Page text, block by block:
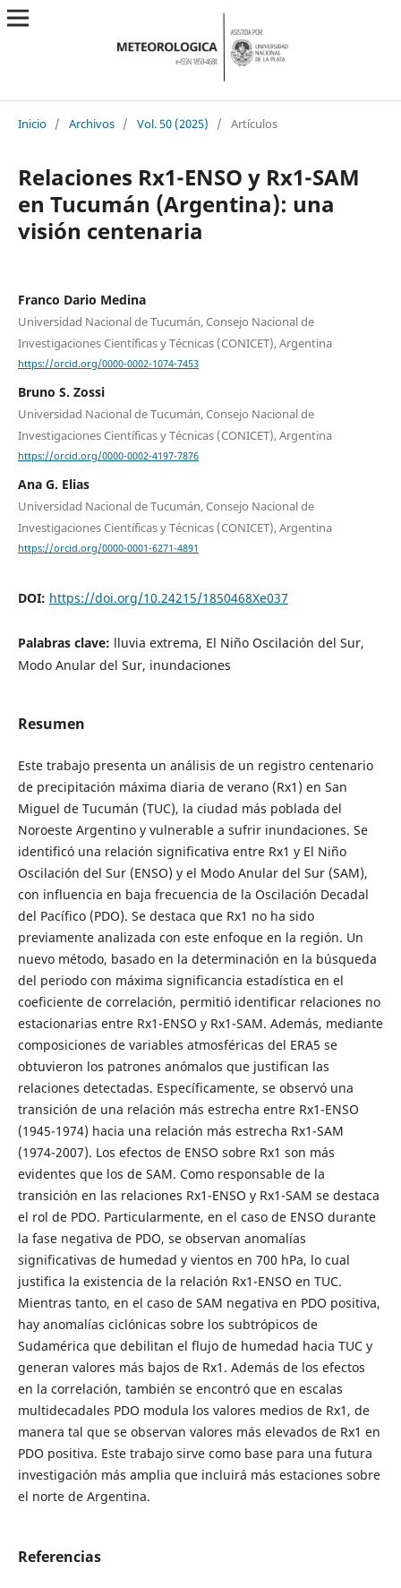
Inicio / Archivos / Vol. 50 (2025) / Artículos
Relaciones Rx1-ENSO y Rx1-SAM
en Tucumán (Argentina): una
visión centenaria
Franco Dario Medina
Universidad Nacional de Tucumán, Consejo Nacional de
Investigaciones Científicas y Técnicas (CONICET), Argentina
https://orcid.org/0000-0002-1074-7453
Bruno S. Zossi
Universidad Nacional de Tucumán, Consejo Nacional de
Investigaciones Científicas y Técnicas (CONICET), Argentina
https://orcid.org/0000-0002-4197-7876
Ana G. Elias
Universidad Nacional de Tucumán, Consejo Nacional de
Investigaciones Científicas y Técnicas (CONICET), Argentina
https://orcid.org/0000-0001-6271-4891
DOI: https://doi.org/10.24215/1850468Xe037
Palabras clave: lluvia extrema, El Niño Oscilación del Sur,
Modo Anular del Sur, inundaciones
Resumen
Este trabajo presenta un análisis de un registro centenario
de precipitación máxima diaria de verano (Rx1) en San
Miguel de Tucumán (TUC), la ciudad más poblada del
Noroeste Argentino y vulnerable a sufrir inundaciones. Se
identificó una relación significativa entre Rx1 y El Niño
Oscilación del Sur (ENSO) y el Modo Anular del Sur (SAM),
con influencia en baja frecuencia de la Oscilación Decadal
del Pacífico (PDO). Se destaca que Rx1 no ha sido
previamente analizada con este enfoque en la región. Un
nuevo método, basado en la determinación en la búsqueda
del periodo con máxima significancia estadística en el
coeficiente de correlación, permitió identificar relaciones no
estacionarias entre Rx1-ENSO y Rx1-SAM. Además, mediante
composiciones de variables atmosféricas del ERA5 se
obtuvieron los patrones anómalos que justifican las
relaciones detectadas. Específicamente, se observó una
transición de una relación más estrecha entre Rx1-ENSO
(1945-1974) hacia una relación más estrecha Rx1-SAM
(1974-2007). Los efectos de ENSO sobre Rx1 son más
evidentes que los de SAM. Como responsable de la
transición en las relaciones Rx1-ENSO y Rx1-SAM se destaca
el rol de PDO. Particularmente, en el caso de ENSO durante
la fase negativa de PDO, se observan anomalías
significativas de humedad y vientos en 700 hPa, lo cual
justifica la existencia de la relación Rx1-ENSO en TUC.
Mientras tanto, en el caso de SAM negativa en PDO positiva,
hay anomalías ciclónicas sobre los subtrópicos de
Sudamérica que debilitan el flujo de humedad hacia TUC y
generan valores más bajos de Rx1. Además de los efectos
en la correlación, también se encontró que en escalas
multidecadales PDO modula los valores medios de Rx1, de
manera tal que se observan valores más elevados de Rx1 en
PDO positiva. Este trabajo sirve como base para una futura
investigación más amplia que incluirá más estaciones sobre
el norte de Argentina.
Referencias